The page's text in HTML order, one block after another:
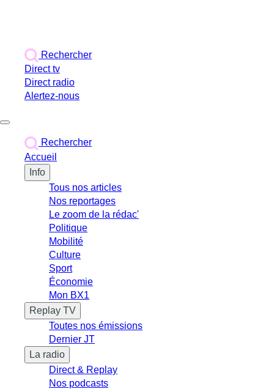
Rechercher
Direct tv
Direct radio
Alertez-nous
Rechercher
Accueil
Info
Tous nos articles
Nos reportages
Le zoom de la rédac'
Politique
Mobilité
Culture
Sport
Économie
Mon BX1
Replay TV
Toutes nos émissions
Dernier JT
La radio
Direct & Replay
Nos podcasts